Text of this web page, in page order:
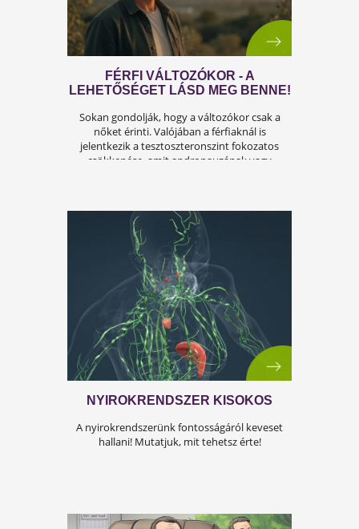
ÍGY KERÜLD EL AZ
ISKOLAKEZDÉSI ŐRÜLETET!
Az iskolakezdés sok családban nem
örömteli új kezdet, hanem egy stresszes
átállás. Ugyanakkor lehet jól csinálni!
Olvass tovább a tippekért!